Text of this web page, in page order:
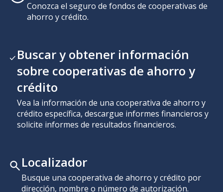
Conozca el seguro de fondos de cooperativas de
ahorro y crédito.
Buscar y obtener información
sobre cooperativas de ahorro y
crédito
Vea la información de una cooperativa de ahorro y
crédito específica, descargue informes financieros y
solicite informes de resultados financieros.
Localizador
Busque una cooperativa de ahorro y crédito por
dirección, nombre o número de autorización.